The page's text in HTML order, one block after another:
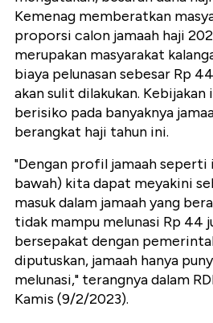
Kemenag memberatkan
proporsi calon jamaah haji
merupakan masyarakat
biaya pelunasan sebesar Rp
akan sulit dilakukan.
berisiko pada banyaknya
berangkat haji tahun ini.
"Dengan profil jamaah seperti
bawah) kita dapat meyakini
masuk dalam jamaah yang
tidak mampu melunasi Rp 44
bersepakat dengan
diputuskan, jamaah hanya
melunasi," terangnya dalam
Kamis (9/2/2023).